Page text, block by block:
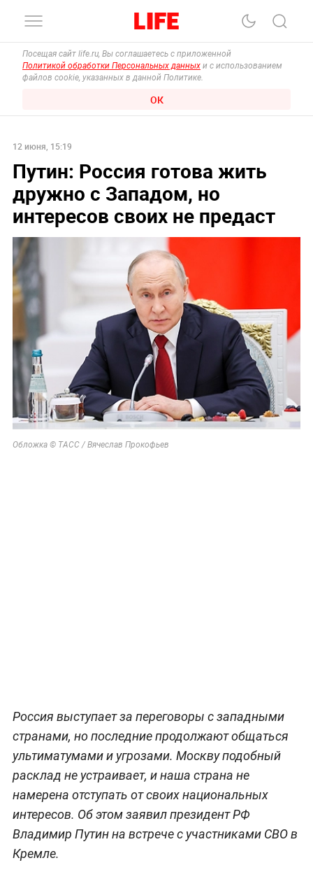
Посещая сайт life.ru, Вы соглашаетесь с приложенной
Политикой обработки Персональных данных и с использованием
файлов cookie, указанных в данной Политике.
ОК
12 июня, 15:19
Путин: Россия готова жить
дружно с Западом, но
интересов своих не предаст
Обложка © ТАСС / Вячеслав Прокофьев
Россия выступает за переговоры с западными
странами, но последние продолжают общаться
ультиматумами и угрозами. Москву подобный
расклад не устраивает, и наша страна не
намерена отступать от своих национальных
интересов. Об этом заявил президент РФ
Владимир Путин на встрече с участниками СВО в
Кремле.